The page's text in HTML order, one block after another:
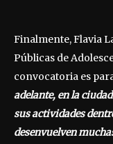
Finalmente, Flavia
Públicas de
convocatoria es
adelante, en la
sus actividades
desenvuelven